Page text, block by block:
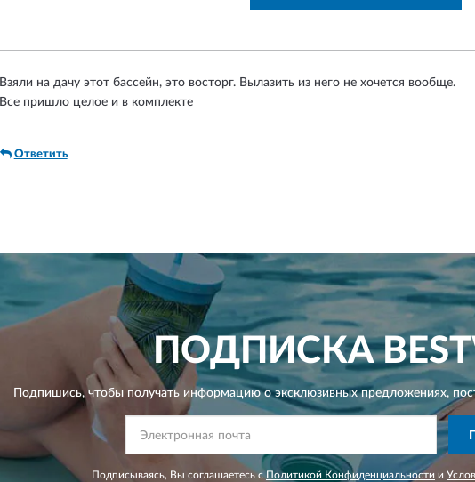
Взяли на дачу этот бассейн, это восторг. Вылазить из него не хочется вообще.
Все пришло целое и в комплекте
Ответить
ПОДПИСКА
Подпишись, чтобы получать информацию о эксклюзивных предложениях,
Подписываясь, Вы соглашаетесь сПолитикой Конфиденциальности и